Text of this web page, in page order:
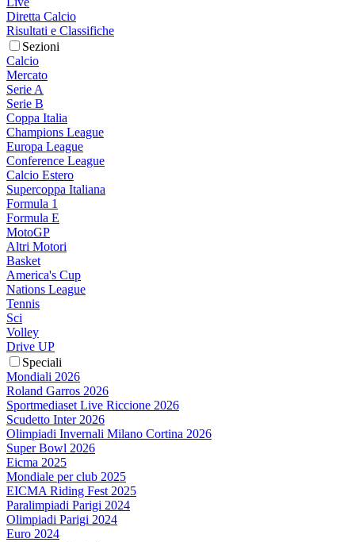
Diretta Calcio
Risultati e Classifiche
Sezioni
Calcio
Mercato
Serie A
Serie B
Coppa Italia
Champions League
Europa League
Conference League
Calcio Estero
Supercoppa Italiana
Formula 1
Formula E
MotoGP
Altri Motori
Basket
America's Cup
Nations League
Tennis
Sci
Volley
Drive UP
Speciali
Mondiali 2026
Roland Garros 2026
Sportmediaset Live Riccione 2026
Scudetto Inter 2026
Olimpiadi Invernali Milano Cortina 2026
Super Bowl 2026
Eicma 2025
Mondiale per club 2025
EICMA Riding Fest 2025
Paralimpiadi Parigi 2024
Olimpiadi Parigi 2024
Euro 2024